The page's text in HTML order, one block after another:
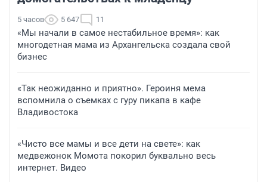
5 часов 5 647 11
«Мы начали в самое нестабильное время»: как
многодетная мама из Архангельска создала свой
бизнес
«Так неожиданно и приятно». Героиня мема
вспомнила о съемках с гуру пикапа в кафе
Владивостока
«Чисто все мамы и все дети на свете»: как
медвежонок Момота покорил буквально весь
интернет. Видео